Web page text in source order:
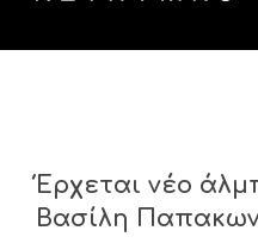
Έρχεται νέο
Βασίλη